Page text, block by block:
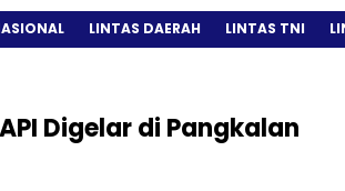
LINTAS DAERAH LINTAS TNI
Digelar di Pangkalan